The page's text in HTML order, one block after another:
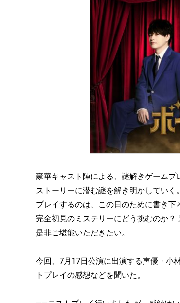
豪華キャスト陣による、謎解きゲームプ
ストーリーに潜む謎を解き明かしていく。
プレイするのは、この日のために書き下
完全初見のミステリーにどう挑むのか
是非ご堪能いただきたい。
今回、7月17日公演に出演する声優・小
トプレイの感想などを聞いた。